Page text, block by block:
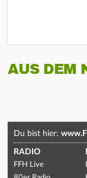
AUS DEM
Du bist hier:
RADIO
FFH Live